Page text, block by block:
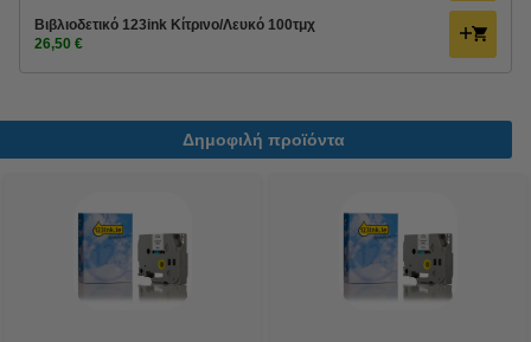
Bιβλιοδετικό 123ink Κίτρινο/Λευκό 100τμχ
26,50 €
Δημοφιλή προϊόντα